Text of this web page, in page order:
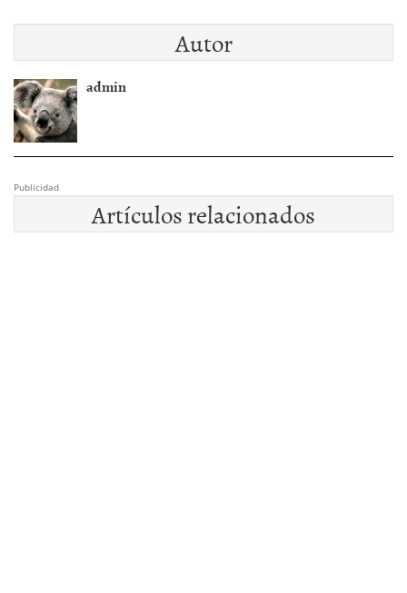
Autor
admin
Publicidad
Artículos relacionados